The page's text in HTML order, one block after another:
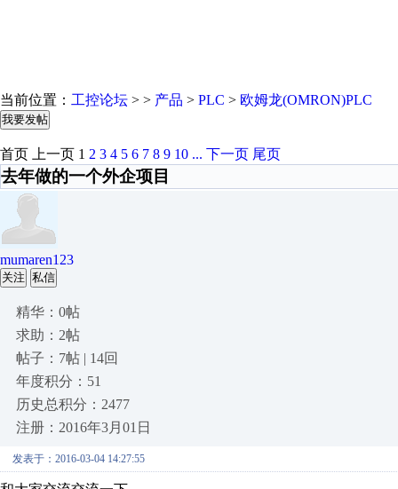
当前位置： 工控论坛 > > 产品 > PLC > 欧姆龙(OMRON)PLC
我要发帖
首页 上一页 1 2 3 4 5 6 7 8 9 10 ... 下一页 尾页
去年做的一个外企项目
mumaren123
关注 私信
精华：0帖
求助：2帖
帖子：7帖 | 14回
年度积分：51
历史总积分：2477
注册：2016年3月01日
发表于：2016-03-04 14:27:55